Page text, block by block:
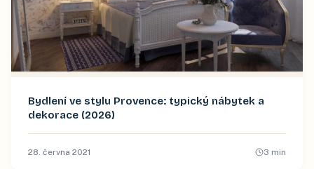
Bydlení ve stylu Provence: typický nábytek a
dekorace (2026)
28. června 2021 3 min